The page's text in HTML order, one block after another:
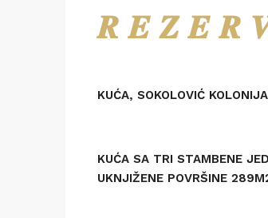
𝑹 𝑬 𝒁 𝑬 𝑹
KUĆA, SOKOLOVIĆ
KUĆA SA TRI STAMBENE
UKNJIŽENE POVRŠINE